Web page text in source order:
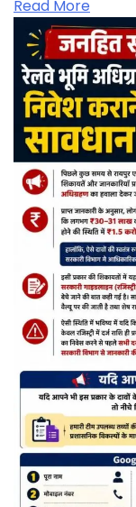
Read More